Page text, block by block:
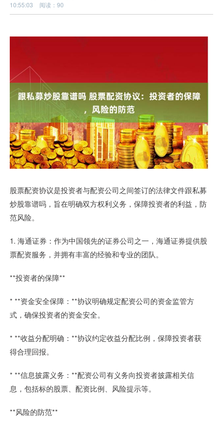
10:55:03
阅读：90
股票配资协议是投资者与配资公司之间签订的法律文件跟私募
炒股靠谱吗，旨在明确双方权利义务，保障投资者的利益，防
范风险。
1. 海通证券：作为中国领先的证券公司之一，海通证券提供股
票配资服务，并拥有丰富的经验和专业的团队。
**投资者的保障**
* **资金安全保障：**协议明确规定配资公司的资金监管方
式，确保投资者的资金安全。
* **收益分配明确：**协议约定收益分配比例，保障投资者获
得合理回报。
* **信息披露义务：**配资公司有义务向投资者披露相关信
息，包括标的股票、配资比例、风险提示等。
**风险的防范**